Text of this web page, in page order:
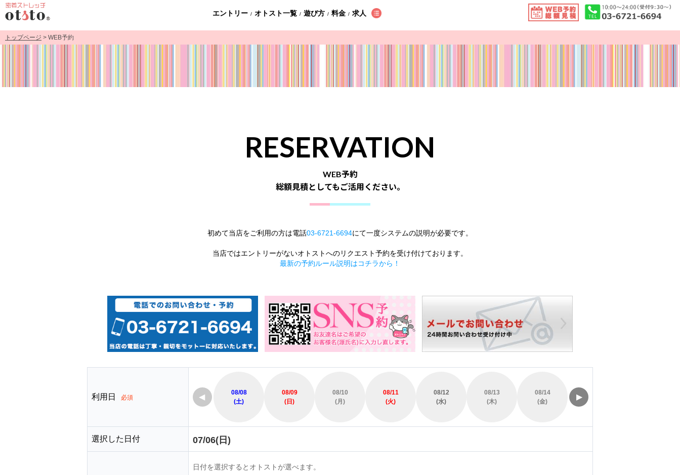
エントリー / オトスト一覧 / 遊び方 / 料金 / 求人
トップページ > WEB予約
RESERVATION
WEB予約
総額見積としてもご活用ください。
初めて当店をご利用の方は電話03-6721-6694にて一度システムの説明が必要です。
当店ではエントリーがないオトストへのリクエスト予約を受け付けております。
最新の予約ルール説明はコチラから！
利用日 必須 ◀
08/08
(土)
08/09
(日)
08/10
(月)
08/11
(火)
08/12
(水)
08/13
(木)
08/14
(金)
08/15
(土)
▶
選択した日付 07/06(日)
日付を選択するとオトストが選べます。